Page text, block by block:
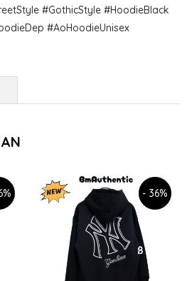
#GothicStyle #HoodieBlack
#AoHoodieUnisex
- 36%